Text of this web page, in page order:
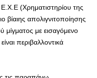
Ε.Χ.Ε (Χρηματιστηρίου της
βίαιης απολιγνιτοποίησης
μίγματος με εισαγόμενο
περιβαλλοντικά